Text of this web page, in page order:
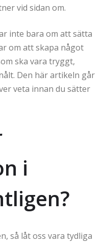
vid sidan om.
inte bara om att sätta
om att skapa något
ska vara tryggt,
Den här artikeln går
veta innan du sätter
i
så låt oss vara tydliga